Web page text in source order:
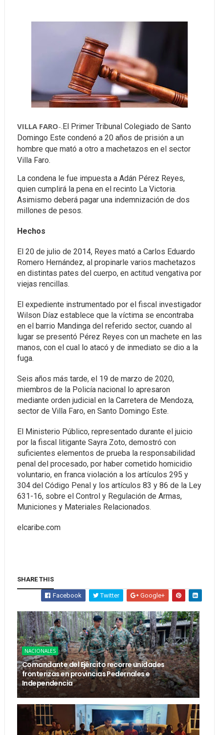
VILLA FARO-.El Primer Tribunal Colegiado de Santo
Domingo Este condenó a 20 años de prisión a un
hombre que mató a otro a machetazos en el sector
Villa Faro.
La condena le fue impuesta a Adán Pérez Reyes,
quien cumplirá la pena en el recinto La Victoria.
Asimismo deberá pagar una indemnización de dos
millones de pesos.
Hechos
El 20 de julio de 2014, Reyes mató a Carlos Eduardo
Romero Hernández, al propinarle varios machetazos
en distintas pates del cuerpo, en actitud vengativa por
viejas rencillas.
El expediente instrumentado por el fiscal investigador
Wilson Díaz establece que la víctima se encontraba
en el barrio Mandinga del referido sector, cuando al
lugar se presentó Pérez Reyes con un machete en las
manos, con el cual lo atacó y de inmediato se dio a la
fuga.
Seis años más tarde, el 19 de marzo de 2020,
miembros de la Policía nacional lo apresaron
mediante orden judicial en la Carretera de Mendoza,
sector de Villa Faro, en Santo Domingo Este.
El Ministerio Público, representado durante el juicio
por la fiscal litigante Sayra Zoto, demostró con
suficientes elementos de prueba la responsabilidad
penal del procesado, por haber cometido homicidio
voluntario, en franca violación a los artículos 295 y
304 del Código Penal y los artículos 83 y 86 de la Ley
631-16, sobre el Control y Regulación de Armas,
Municiones y Materiales Relacionados.
elcaribe.com
SHARE THIS
Facebook Twitter Google+
NACIONALES
Comandante del Ejército recorre unidades
fronterizas en provincias Pedernales e
Independencia